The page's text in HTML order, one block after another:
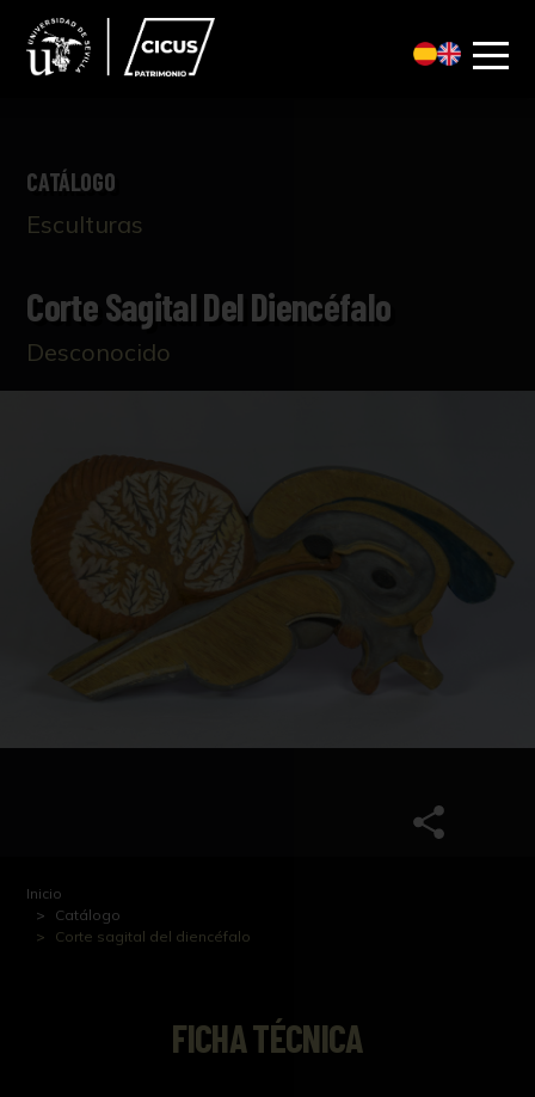
CATÁLOGO
Esculturas
Corte Sagital Del Diencéfalo
Desconocido
Inicio
Catálogo
Corte sagital del diencéfalo
FICHA TÉCNICA